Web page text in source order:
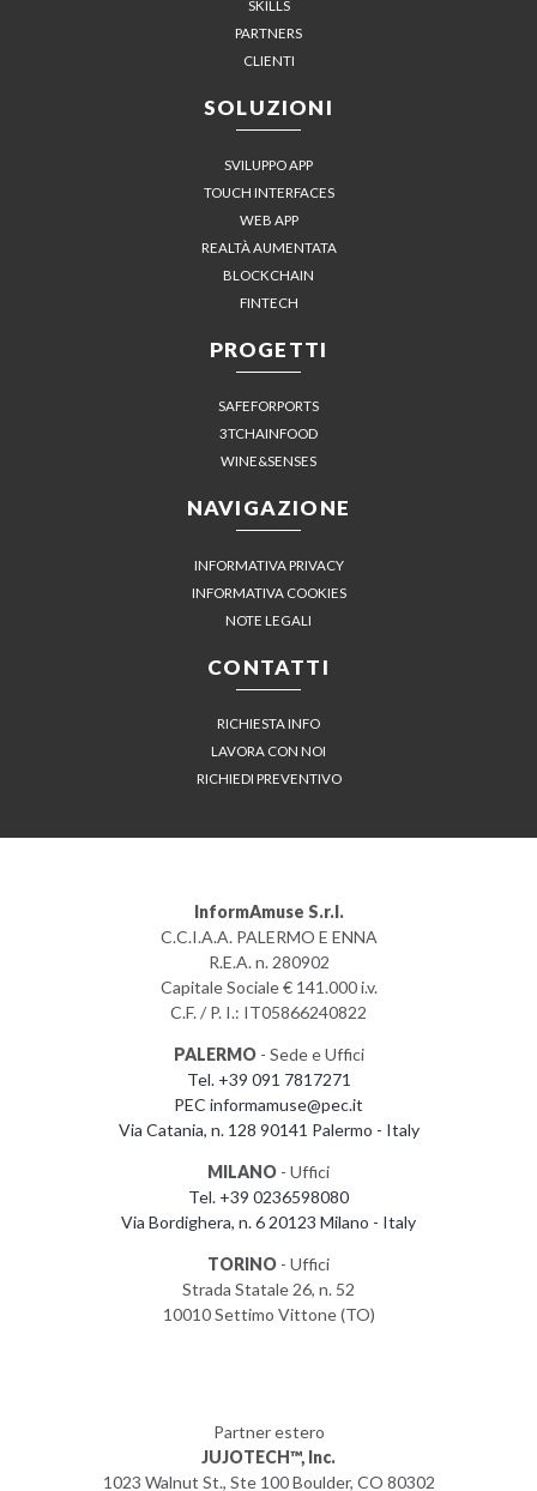
SKILLS
PARTNERS
CLIENTI
SOLUZIONI
SVILUPPO APP
TOUCH INTERFACES
WEB APP
REALTÀ AUMENTATA
BLOCKCHAIN
FINTECH
PROGETTI
SAFEFORPORTS
3TCHAINFOOD
WINE&SENSES
NAVIGAZIONE
INFORMATIVA PRIVACY
INFORMATIVA COOKIES
NOTE LEGALI
CONTATTI
RICHIESTA INFO
LAVORA CON NOI
RICHIEDI PREVENTIVO
InformAmuse S.r.l.
C.C.I.A.A. PALERMO E ENNA
R.E.A. n. 280902
Capitale Sociale € 141.000 i.v.
C.F. / P. I.: IT05866240822
PALERMO- Sede e Uffici
Tel. +39 091 7817271
PEC informamuse@pec.it
Via Catania, n. 128 90141 Palermo - Italy
MILANO - Uffici
Tel. +39 0236598080
Via Bordighera, n. 6 20123 Milano - Italy
TORINO - Uffici
Strada Statale 26, n. 52
10010 Settimo Vittone (TO)
Partner estero
JUJOTECH™, Inc.
1023 Walnut St., Ste 100 Boulder, CO 80302